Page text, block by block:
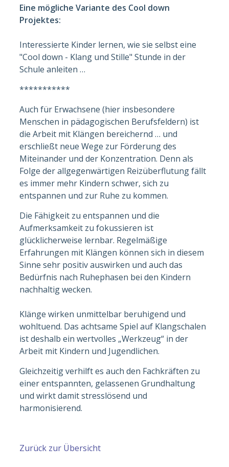
Eine mögliche Variante des Cool down
Projektes:
Interessierte Kinder lernen, wie sie selbst eine
"Cool down - Klang und Stille" Stunde in der
Schule anleiten …
***********
Auch für Erwachsene (hier insbesondere
Menschen in pädagogischen Berufsfeldern) ist
die Arbeit mit Klängen bereichernd … und
erschließt neue Wege zur Förderung des
Miteinander und der Konzentration. Denn als
Folge der allgegenwärtigen Reizüberflutung fällt
es immer mehr Kindern schwer, sich zu
entspannen und zur Ruhe zu kommen.
Die Fähigkeit zu entspannen und die
Aufmerksamkeit zu fokussieren ist
glücklicherweise lernbar. Regelmäßige
Erfahrungen mit Klängen können sich in diesem
Sinne sehr positiv auswirken und auch das
Bedürfnis nach Ruhephasen bei den Kindern
nachhaltig wecken.
Klänge wirken unmittelbar beruhigend und
wohltuend. Das achtsame Spiel auf Klangschalen
ist deshalb ein wertvolles „Werkzeug“ in der
Arbeit mit Kindern und Jugendlichen.
Gleichzeitig verhilft es auch den Fachkräften zu
einer entspannten, gelassenen Grundhaltung
und wirkt damit stresslösend und
harmonisierend.
Zurück zur Übersicht